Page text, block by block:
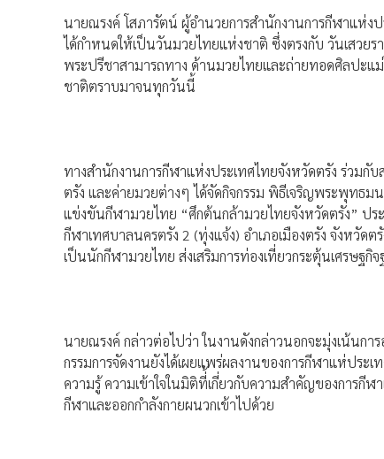
นายณรงค์ โสภารัตน์ ผู้อำนวยการสำนักงานการกีฬาแห่ง
ได้กำหนดให้เป็นวันมวยไทยแห่งชาติ ซึ่งตรงกับ วันเสวย
พระปรีชาสามารถทาง ด้านมวยไทยและถ่ายทอดศิลปะ
ชาติตราบมาจนทุกวันนี้
ทางสำนักงานการกีฬาแห่งประเทศไทยจังหวัดตรัง ร่วม
ตรัง และค่ายมวยต่างๆ ได้จัดกิจกรรม พิธีเจริญพระพุทธม
แข่งขันกีฬามวยไทย “ศึกต้นกล้ามวยไทยจังหวัดตรัง” ป
กีฬาเทศบาลนครตรัง 2 (ทุ่งแจ้ง) อำเภอเมืองตรัง จังหวัด
เป็นนักกีฬามวยไทย ส่งเสริมการท่องเที่ยวกระตุ้นเศรษฐกิจ
นายณรงค์ กล่าวต่อไปว่า ในงานดังกล่าวนอกจะมุ่งเน้นก
กรรมการจัดงานยังได้เผยแพร่ผลงานของการกีฬาแห่ประเ
ความรู้ ความเข้าใจในมิติที่้เกี่ยวกับความสำคัญของการกี
กีฬาและออกกำลังกายผนวกเข้าไปด้วย